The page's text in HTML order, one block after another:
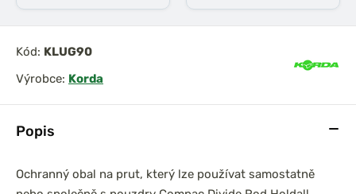
Popis
Ochranný obal na prut, který lze používat samostatně
Kód: KLUG90
Výrobce: Korda